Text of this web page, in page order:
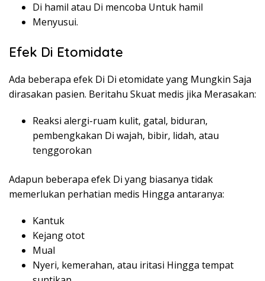
Di hamil atau Di mencoba Untuk hamil
Menyusui.
Efek Di Etomidate
Ada beberapa efek Di Di etomidate yang Mungkin Saja
dirasakan pasien. Beritahu Skuat medis jika Merasakan:
Reaksi alergi-ruam kulit, gatal, biduran,
pembengkakan Di wajah, bibir, lidah, atau
tenggorokan
Adapun beberapa efek Di yang biasanya tidak
memerlukan perhatian medis Hingga antaranya:
Kantuk
Kejang otot
Mual
Nyeri, kemerahan, atau iritasi Hingga tempat